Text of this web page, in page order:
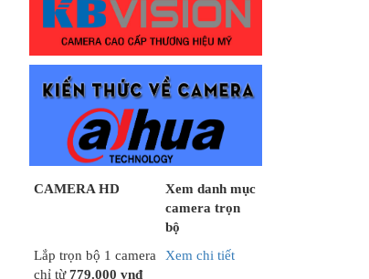
CAMERA HD
Xem danh mục
camera trọn
bộ
Lắp trọn bộ 1 camera
chỉ từ779.000 vnđ
Xem chi tiết